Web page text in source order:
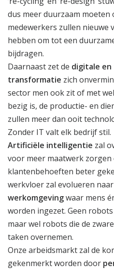
dus meer duurzaam moeten
medewerkers zullen nieuwe
hebben om tot een
bijdragen.
Daarnaast zet de digitale en
transformatie zich
sector men ook zit of met
bezig is, de productie- en
zullen meer dan ooit
Zonder IT valt elk bedrijf stil.
Artificiële intelligentie zal
voor meer maatwerk zorgen
klantenbehoeften beter
werkvloer zal evolueren
werkomgevingwaar mens
worden ingezet. Geen
maar wel robots die de
taken overnemen.
Onze arbeidsmarkt zal de
gekenmerkt worden door